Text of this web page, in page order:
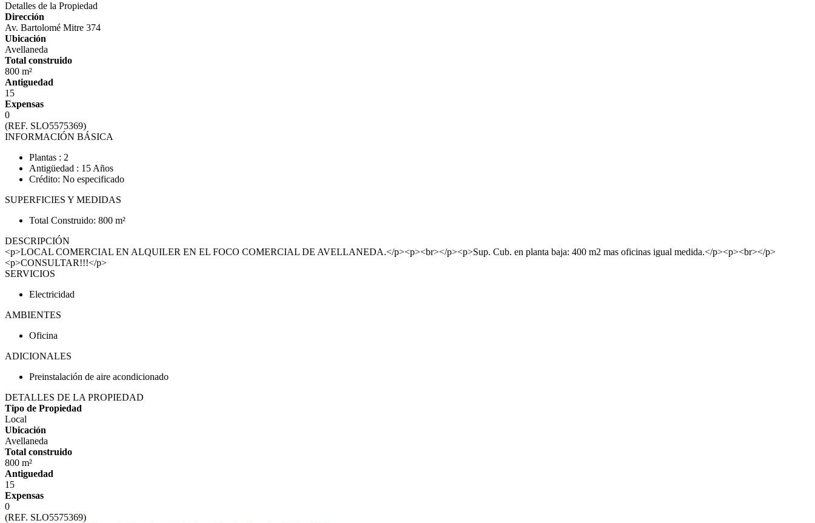
Detalles de la Propiedad
Dirección
Av. Bartolomé Mitre 374
Ubicación
Avellaneda
Total construido
800 m²
Antiguedad
15
Expensas
0
(REF. SLO5575369)
INFORMACIÓN BÁSICA
Plantas : 2
Antigüedad : 15 Años
Crédito: No especificado
SUPERFICIES Y MEDIDAS
Total Construido: 800 m²
DESCRIPCIÓN
<p>LOCAL COMERCIAL EN ALQUILER EN EL FOCO COMERCIAL DE AVELLANEDA.</p><p><br></p><p>Sup. Cub. en planta baja: 400 m2 mas oficinas igual medida.</p><p><br></p>
<p>CONSULTAR!!!</p>
SERVICIOS
Electricidad
AMBIENTES
Oficina
ADICIONALES
Preinstalación de aire acondicionado
DETALLES DE LA PROPIEDAD
Tipo de Propiedad
Local
Ubicación
Avellaneda
Total construido
800 m²
Antiguedad
15
Expensas
0
(REF. SLO5575369)